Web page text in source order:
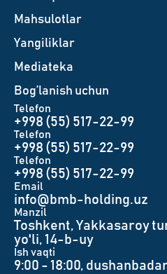
Mahsulotlar
Yangiliklar
Mediateka
Bog’lanish uchun
Telefon
+998 (55) 517-22-99
Telefon
+998 (55) 517-22-99
Telefon
+998 (55) 517-22-99
Email
info@bmb-holding.uz​
Manzil
Toshkent, Yakkasaroy
yo'li, 14-b-uy
Ish vaqti
9:00 - 18:00,